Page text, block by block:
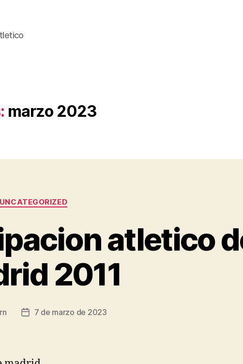
marzo 2023
Categorías
UNCATEGORIZED
atletico
2011
Fecha7 de marzo de 2023